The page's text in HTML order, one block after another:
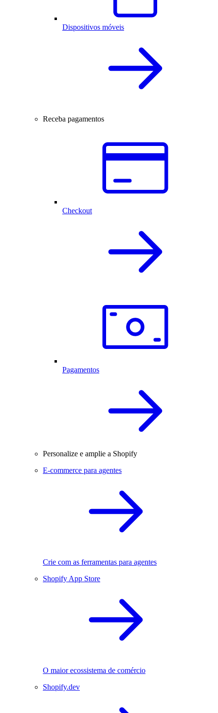
Dispositivos móveis
Receba pagamentos
Checkout
Pagamentos
Personalize e amplie a Shopify
E-commerce para agentes
Crie com as ferramentas para agentes
Shopify App Store
O maior ecossistema de comércio
Shopify.dev